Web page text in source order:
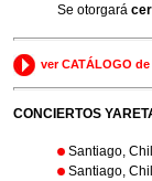
Se otorgará
ver CATÁLOGO
CONCIERTOS
Santiago,
Santiago,